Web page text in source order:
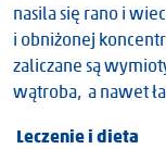
nasila się rano i
i obniżonej
zaliczane są
wątroba, a nawet
Leczenie i dieta